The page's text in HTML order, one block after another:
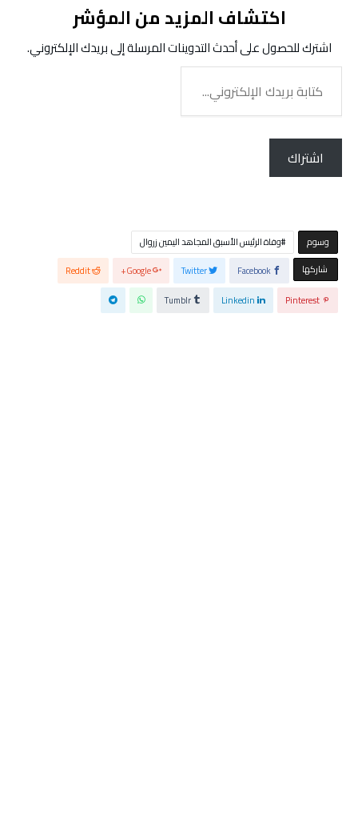
اكتشاف المزيد من المؤشر
اشترك للحصول على أحدث التدوينات المرسلة إلى بريدك الإلكتروني.
بريدك
الإلكتروني...
اشتراك
‫‫‫‫وسوم‬
وفاة الرئيس الأسبق المجاهد اليمين زروال
‫‫ شاركها‬
Facebook
Twitter
Google+
Reddit
Pinterest
Linkedin
Tumblr